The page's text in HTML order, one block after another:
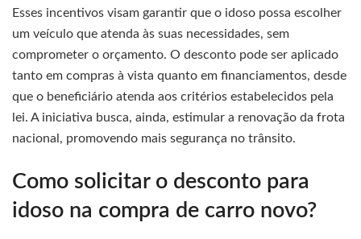
Esses incentivos visam garantir que o idoso possa escolher
um veículo que atenda às suas necessidades, sem
comprometer o orçamento. O desconto pode ser aplicado
tanto em compras à vista quanto em financiamentos, desde
que o beneficiário atenda aos critérios estabelecidos pela
lei. A iniciativa busca, ainda, estimular a renovação da frota
nacional, promovendo mais segurança no trânsito.
Como solicitar o desconto para
idoso na compra de carro novo?